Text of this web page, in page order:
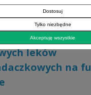
zeszyt 4
leków
na
Dostosuj
Tylko niezbędne
Akceptuję wszystkie